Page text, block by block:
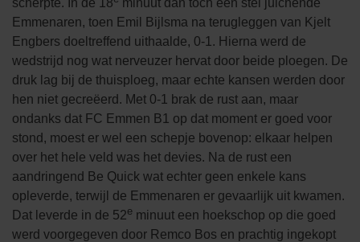
Emmenaren, toen Emil Bijlsma na terugleggen van Kjelt
Engbers doeltreffend uithaalde, 0-1. Hierna werd de
wedstrijd nog wat nerveuzer hervat door beide ploegen. De
druk lag bij de thuisploeg, maar echte kansen werden door
hen niet gecreëerd. Met 0-1 brak de rust aan, maar
ondanks dat FC Emmen B1 op dat moment er goed voor
stond, moest er wel een schepje bovenop: elkaar helpen
over het hele veld was het devies. Na de rust een
aandringend Be Quick wat echter geen enkele kans
opleverde, terwijl de Emmenaren er gevaarlijk uit kwamen.
Dat leverde in de 52e minuut een hoekschop op die goed
werd voorgegeven door Remco Bos en prachtig ingekopt